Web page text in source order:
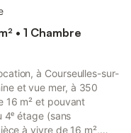
• 1 Chambre
à Courseulles-sur-
et vue mer, à 350
16 m² et pouvant
4ᵉ étage (sans
à vivre de 16 m²,